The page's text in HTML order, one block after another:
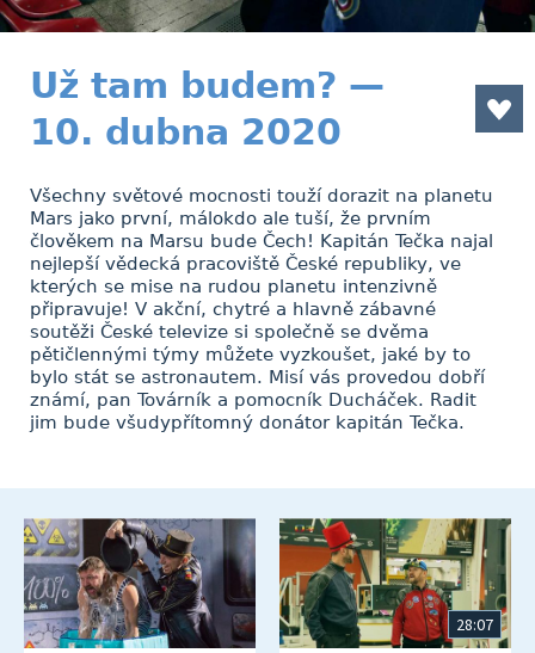
Už tam budem? —
10. dubna 2020
Všechny světové mocnosti touží dorazit na planetu
Mars jako první, málokdo ale tuší, že prvním
člověkem na Marsu bude Čech! Kapitán Tečka najal
nejlepší vědecká pracoviště České republiky, ve
kterých se mise na rudou planetu intenzivně
připravuje! V akční, chytré a hlavně zábavné
soutěži České televize si společně se dvěma
pětičlennými týmy můžete vyzkoušet, jaké by to
bylo stát se astronautem. Misí vás provedou dobří
známí, pan Továrník a pomocník Ducháček. Radit
jim bude všudypřítomný donátor kapitán Tečka.
28:07